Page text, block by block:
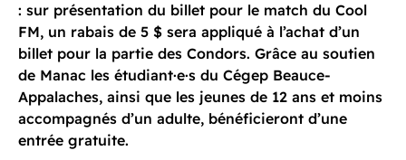
: sur présentation du billet pour le match du Cool
FM, un rabais de 5 $ sera appliqué à l’achat d’un
billet pour la partie des Condors. Grâce au soutien
de Manac les étudiant·e·s du Cégep Beauce-
Appalaches, ainsi que les jeunes de 12 ans et moins
accompagnés d’un adulte, bénéficieront d’une
entrée gratuite.